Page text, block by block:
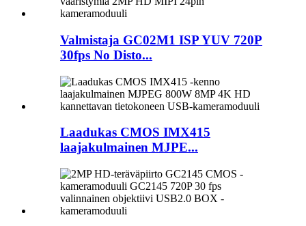
Valmistaja GC02M1 ISP YUV 720P
30fps No Disto...
Laadukas CMOS IMX415
laajakulmainen MJPE...